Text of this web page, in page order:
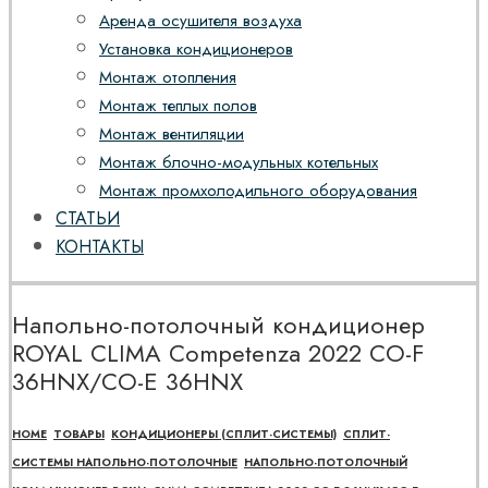
Аренда осушителя воздуха
Установка кондиционеров
Монтаж отопления
Монтаж теплых полов
Монтаж вентиляции
Монтаж блочно-модульных котельных
Монтаж промхолодильного оборудования
СТАТЬИ
КОНТАКТЫ
Напольно-потолочный кондиционер
ROYAL CLIMA Competenza 2022 CO-F
36HNX/CO-E 36HNX
HOME ТОВАРЫ КОНДИЦИОНЕРЫ (СПЛИТ-СИСТЕМЫ) СПЛИТ-
СИСТЕМЫ НАПОЛЬНО-ПОТОЛОЧНЫЕ НАПОЛЬНО-ПОТОЛОЧНЫЙ